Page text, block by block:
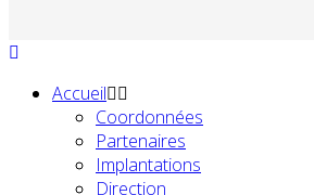
Accueil
Coordonnées
Partenaires
Implantations
Direction